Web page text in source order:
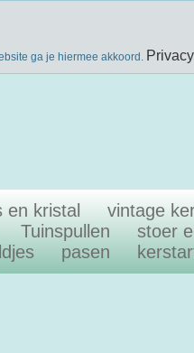
en kristal vintage
Tuinspullen stoer
pasen
ga je hiermee akkoord.